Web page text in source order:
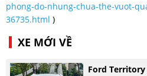
phong-do-nhung-chua-the-vuot-
36735.html )
XE MỚI VỀ
Ford Territory